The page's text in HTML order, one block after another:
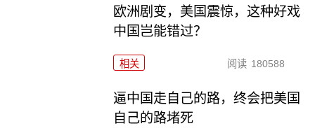
欧洲剧变，美国震惊，这种好戏
中国岂能错过？
相关 阅读 180588
逼中国走自己的路，终会把美国
自己的路堵死